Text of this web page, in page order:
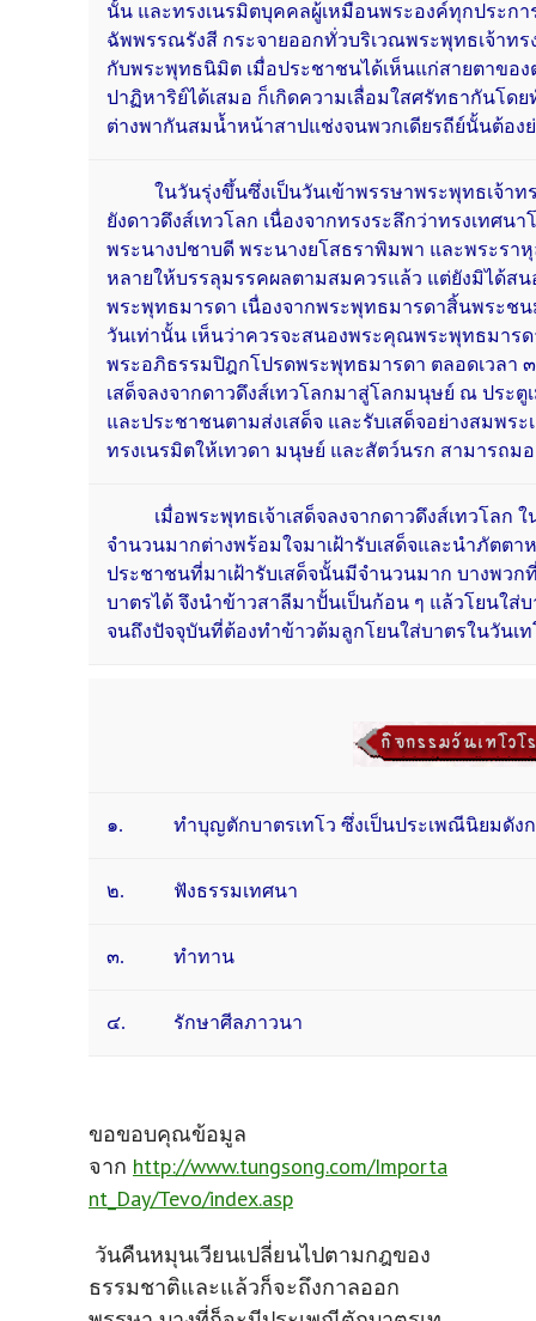
นั้น และทรงเนรมิตบุคคลผู้เหมือนพระองค์ทุกประก
ฉัพพรรณรังสี กระจายออกทั่วบริเวณพระพุทธเจ้าท
กับพระพุทธนิมิต เมื่อประชาชนได้เห็นแก่สายตาของ
ปาฏิหาริย์ได้เสมอ ก็เกิดความเลื่อมใสศรัทธากันโด
ต่างพากันสมน้ำหน้าสาปแช่งจนพวกเดียรถีย์นั้นต้องย่
ในวันรุ่งขึ้นซึ่งเป็นวันเข้าพรรษาพระพุทธเจ้าทร
ยังดาวดึงส์เทวโลก เนื่องจากทรงระลึกว่าทรงเทศน
พระนางปชาบดี พระนางยโสธราพิมพา และพระรา
หลายให้บรรลุมรรคผลตามสมควรแล้ว แต่ยังมิได้ส
พระพุทธมารดา เนื่องจากพระพุทธมารดาสิ้นพระช
วันเท่านั้น เห็นว่าควรจะสนองพระคุณพระพุทธมาร
พระอภิธรรมปิฎกโปรดพระพุทธมารดา ตลอดเวลา
เสด็จลงจากดาวดึงส์เทวโลกมาสู่โลกมนุษย์ ณ ประ
และประชาชนตามส่งเสด็จ และรับเสด็จอย่างสมพร
ทรงเนรมิตให้เทวดา มนุษย์ และสัตว์นรก สามารถม
เมื่อพระพุทธเจ้าเสด็จลงจากดาวดึงส์เทวโลก ใ
จำนวนมากต่างพร้อมใจมาเฝ้ารับเสด็จและนำภัตตา
ประชาชนที่มาเฝ้ารับเสด็จนั้นมีจำนวนมาก บางพวก
บาตรได้ จึงนำข้าวสาลีมาปั้นเป็นก้อน ๆ แล้วโยนใส่
จนถึงปัจจุบันที่ต้องทำข้าวต้มลูกโยนใส่บาตรในวันเ
๑. ทำบุญตักบาตรเทโว ซึ่งเป็นประเพณีนิยมดัง
๒. ฟังธรรมเทศนา
๓. ทำทาน
๔. รักษาศีลภาวนา
ขอขอบคุณข้อมูล
จาก http://www.tungsong.com/Importa
nt_Day/Tevo/index.asp
วันคืนหมุนเวียนเปลี่ยนไปตามกฎของ
ธรรมชาติและแล้วก็จะถึงกาลออก